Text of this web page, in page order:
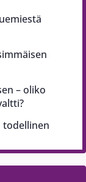
– oliko
todellinen